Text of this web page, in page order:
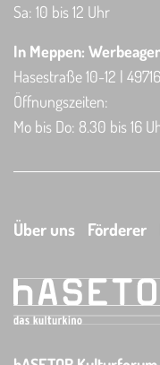
Sa: 10 bis 12 Uhr
In Meppen:
Hasestraße 10-12 |
Öffnungszeiten:
Mo bis Do: 8.30 bis 16
Über uns Förderer